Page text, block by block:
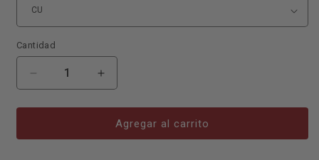
Cantidad
Reducir
cantidad
para
PLAST.
Aumentar
cantidad
para
CABLE
PLAST.
Agregar al carrito